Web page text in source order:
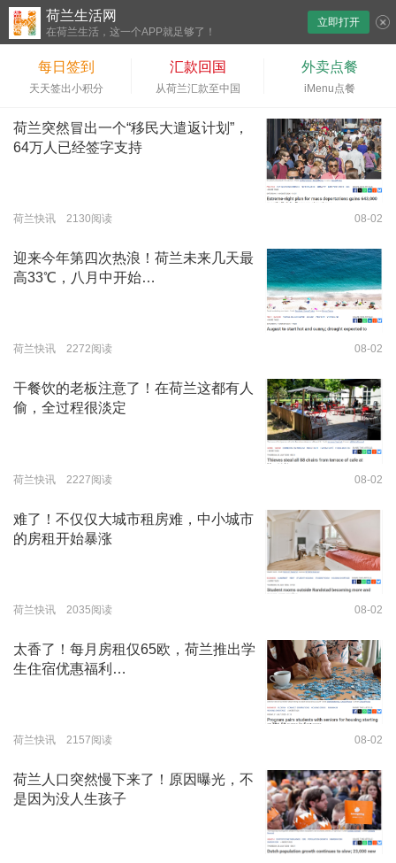
荷兰生活网
在荷兰生活，这一个APP就足够了！
立即打开
每日签到
天天签出小积分
汇款回国
从荷兰汇款至中国
外卖点餐
iMenu点餐
荷兰突然冒出一个“移民大遣返计划”，
64万人已经签字支持
荷兰快讯 2130阅读 08-02
迎来今年第四次热浪！荷兰未来几天最
高33℃，八月中开始…
荷兰快讯 2272阅读 08-02
干餐饮的老板注意了！在荷兰这都有人
偷，全过程很淡定
荷兰快讯 2227阅读 08-02
难了！不仅仅大城市租房难，中小城市
的房租开始暴涨
荷兰快讯 2035阅读 08-02
太香了！每月房租仅65欧，荷兰推出学
生住宿优惠福利…
荷兰快讯 2157阅读 08-02
荷兰人口突然慢下来了！原因曝光，不
是因为没人生孩子